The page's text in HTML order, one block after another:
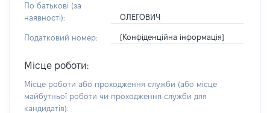
По батькові (за
наявності):
ОЛЕГОВИЧ
Податковий номер: [Конфіденційна інформація]
Місце роботи:
Місце роботи або проходження служби (або місце
майбутньої роботи чи проходження служби для
кандидатів):